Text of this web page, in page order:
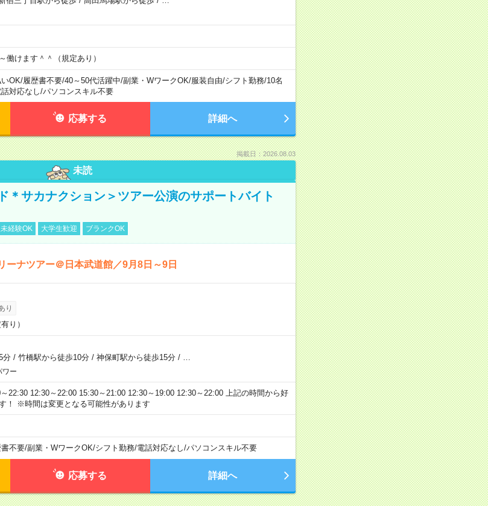
けます＾＾（規定あり）
OK/履歴書不要/40～50代活躍中/副業・WワークOK/服装自由/シフト勤務/10名
対応なし/パソコンスキル不要
応募する 詳細へ
掲載日：2026.08.03
未読
＊サカナクション＞ツアー公演のサポートバイト
経験OK 大学生歓迎 ブランクOK
ーナツアー＠日本武道館／9月8日～9日
り
り）
分/ 竹橋駅から徒歩10分/ 神保町駅から徒歩15分/
ワー
22:30 12:30～22:00 15:30～21:00 12:30～19:00 12:30～22:00 上記の時間から好
！ ※時間は変更となる可能性があります
不要/副業・WワークOK/シフト勤務/電話対応なし/パソコンスキル不要
応募する 詳細へ